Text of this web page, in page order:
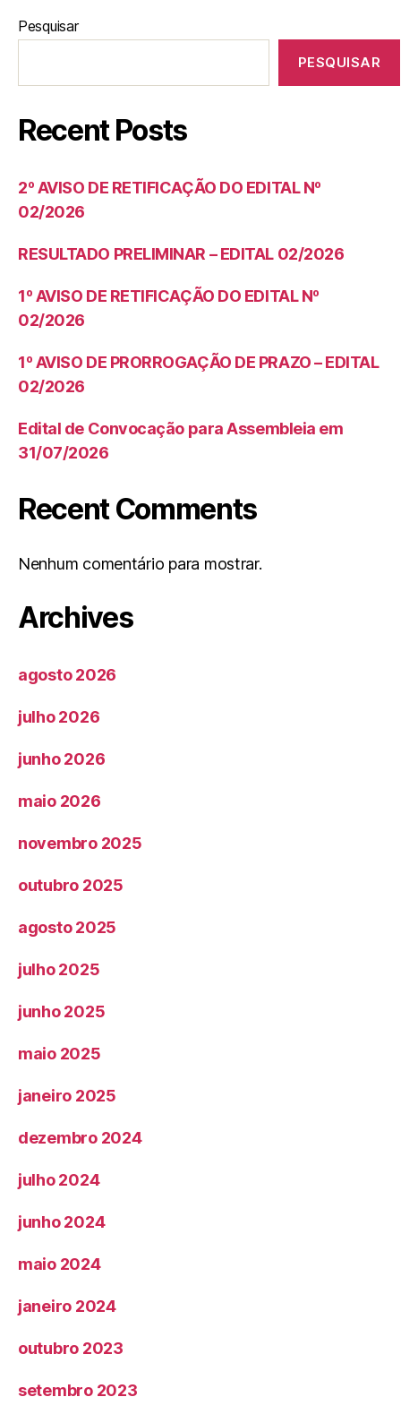
Pesquisar
PESQUISAR
Recent Posts
2º AVISO DE RETIFICAÇÃO DO EDITAL Nº
02/2026
RESULTADO PRELIMINAR – EDITAL 02/2026
1º AVISO DE RETIFICAÇÃO DO EDITAL Nº
02/2026
1º AVISO DE PRORROGAÇÃO DE PRAZO – EDITAL
02/2026
Edital de Convocação para Assembleia em
31/07/2026
Recent Comments
Nenhum comentário para mostrar.
Archives
agosto 2026
julho 2026
junho 2026
maio 2026
novembro 2025
outubro 2025
agosto 2025
julho 2025
junho 2025
maio 2025
janeiro 2025
dezembro 2024
julho 2024
junho 2024
maio 2024
janeiro 2024
outubro 2023
setembro 2023